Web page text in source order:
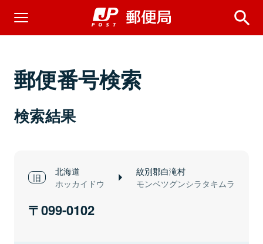
郵便番号検索
検索結果
北海道
ホッカイドウ
紋別郡白滝村
モンベツグンシラタキムラ
099-0102